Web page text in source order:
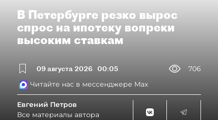
В Петербурге резко вырос
спрос на ипотеку вопреки
высоким ставкам
09 августа 2026 00:05
706
Читайте нас в мессенджере Max
Евгений Петров
Все материалы автора